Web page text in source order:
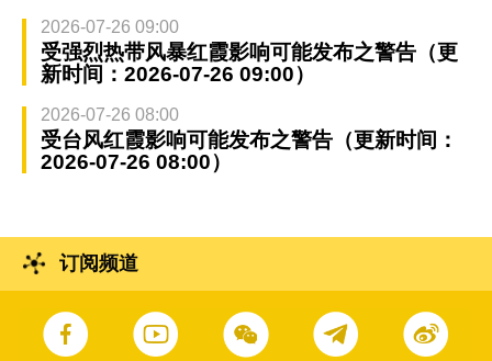
2026-07-26 09:00
受强烈热带风暴红霞影响可能发布之警告（更
新时间：2026-07-26 09:00）
2026-07-26 08:00
受台风红霞影响可能发布之警告（更新时间：
2026-07-26 08:00）
订阅频道